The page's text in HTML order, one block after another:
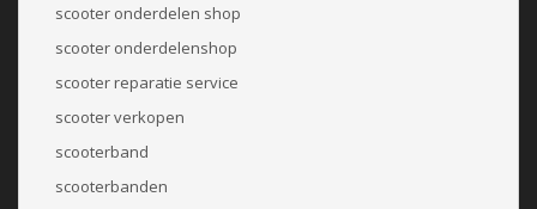
scooter onderdelen shop
scooter onderdelenshop
scooter reparatie service
scooter verkopen
scooterband
scooterbanden